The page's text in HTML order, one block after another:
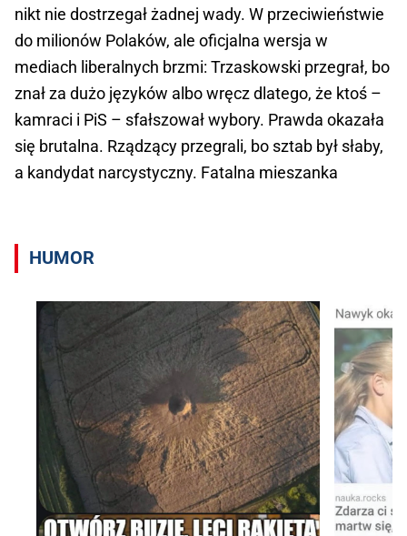
nikt nie dostrzegał żadnej wady. W przeciwieństwie
do milionów Polaków, ale oficjalna wersja w
mediach liberalnych brzmi: Trzaskowski przegrał, bo
znał za dużo języków albo wręcz dlatego, że ktoś –
kamraci i PiS – sfałszował wybory. Prawda okazała
się brutalna. Rządzący przegrali, bo sztab był słaby,
a kandydat narcystyczny. Fatalna mieszanka
HUMOR